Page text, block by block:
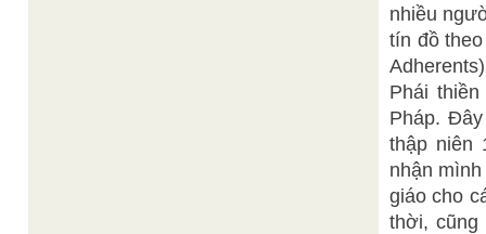
nhiều
tín đồ
Adherents)
Phái
Pháp.
thập niên
nhận
giáo cho
thời, cũng